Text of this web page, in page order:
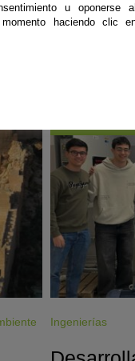
Ingenierías
u oponerse al
haciendo clic